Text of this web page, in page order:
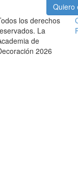
Quiero
los derechos
La
de
2026